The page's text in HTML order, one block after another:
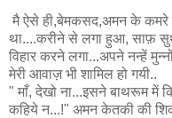
मै ऐसे ही,बेमकसद,अमन के कमरे
था....करीने से लगा हुआ, साफ़
विहार करने लगा...अपने नन्हें
मेरी आवाज़ भी शामिल हो गयी..
" माँ, देखो ना...इसने बाथरूम में
कहिये न...!" अमन केतकी की